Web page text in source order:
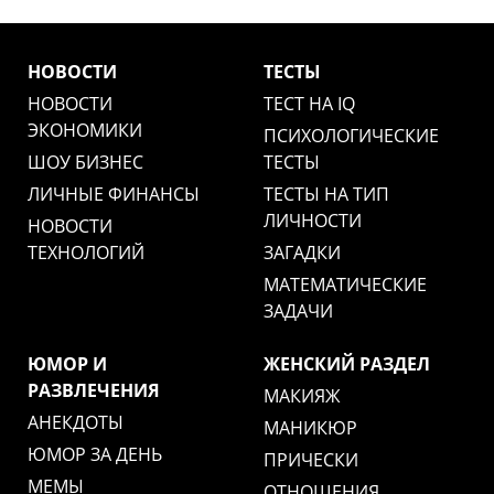
НОВОСТИ
НОВОСТИ
ЭКОНОМИКИ
ШОУ БИЗНЕС
ЛИЧНЫЕ ФИНАНСЫ
НОВОСТИ
ТЕХНОЛОГИЙ
ТЕСТЫ
ТЕСТ НА IQ
ПСИХОЛОГИЧЕСКИЕ
ТЕСТЫ
ТЕСТЫ НА ТИП
ЛИЧНОСТИ
ЗАГАДКИ
МАТЕМАТИЧЕСКИЕ
ЗАДАЧИ
ЮМОР И
РАЗВЛЕЧЕНИЯ
АНЕКДОТЫ
ЮМОР ЗА ДЕНЬ
МЕМЫ
ЖЕНСКИЙ РАЗДЕЛ
МАКИЯЖ
МАНИКЮР
ПРИЧЕСКИ